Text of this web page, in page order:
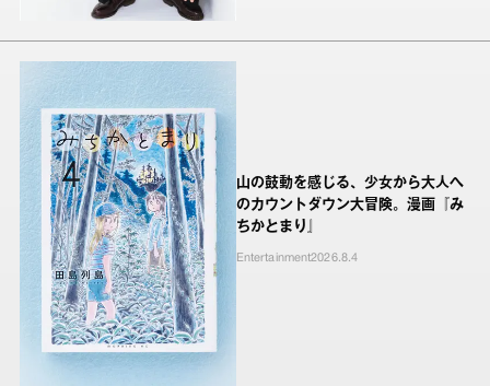
山の鼓動を感じる、少女から大人へ
のカウントダウン大冒険。漫画『み
ちかとまり』
Entertainment2026.8.4